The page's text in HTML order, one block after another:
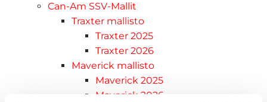
Can-Am SSV-Mallit
Traxter mallisto
Traxter 2025
Traxter 2026
Maverick mallisto
Maverick 2025
Maverick 2026